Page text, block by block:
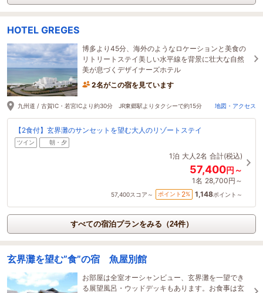
HOTEL GREGES
博多より45分、海外のようなロケーションと美食の
リトリートステイ美しい水平線を背景に壮大な自然
美が息づくデザイナーズホテル
2名がこの宿を見ています
九州道 / 古賀IC・若宮ICより約30分 JR東郷駅よりタクシーで約15分 地図・アクセス
【2食付】玄界灘のサンセットを望む大人のリゾートステイ
ツイン 朝・夕
1泊 大人2名 合計(税込)
57,400円～
1名 28,700円～
57,400スコア～ ポイント 2% 1,148ポイント～
すべての宿泊プランをみる（24件）
玄界灘を望む”食”の宿 魚屋別館
お部屋は全室オーシャンビュー、玄界灘を一望でき
る展望風呂・ウッドデッキもあります。お食事は玄